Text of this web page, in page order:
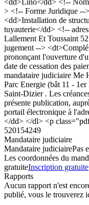
> <!-- Forme Juridique
<dd>Installation de
tuyauterie</dd> <!--
Lallement Et Toussaint
jugement -->
prononçant l'ouverture
date de cessation des
mandataire judiciaire Me
Parc Energie (bât 11 -
Saint-Dizier . Les
présente publication,
portail électronique à
</dd> </dl> <p
520154249
Mandataire judiciaire
Mandataire judiciairePas
Les coordonnées du
gratuiteInscription gratuite
Rapports
Aucun rapport n'est
publié, vous le trouverez